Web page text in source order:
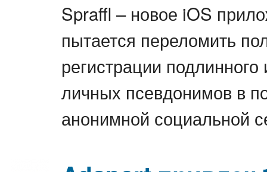
Spraffl – новое iOS
пытается переломить
регистрации
личных псевдонимов в
анонимной социальной